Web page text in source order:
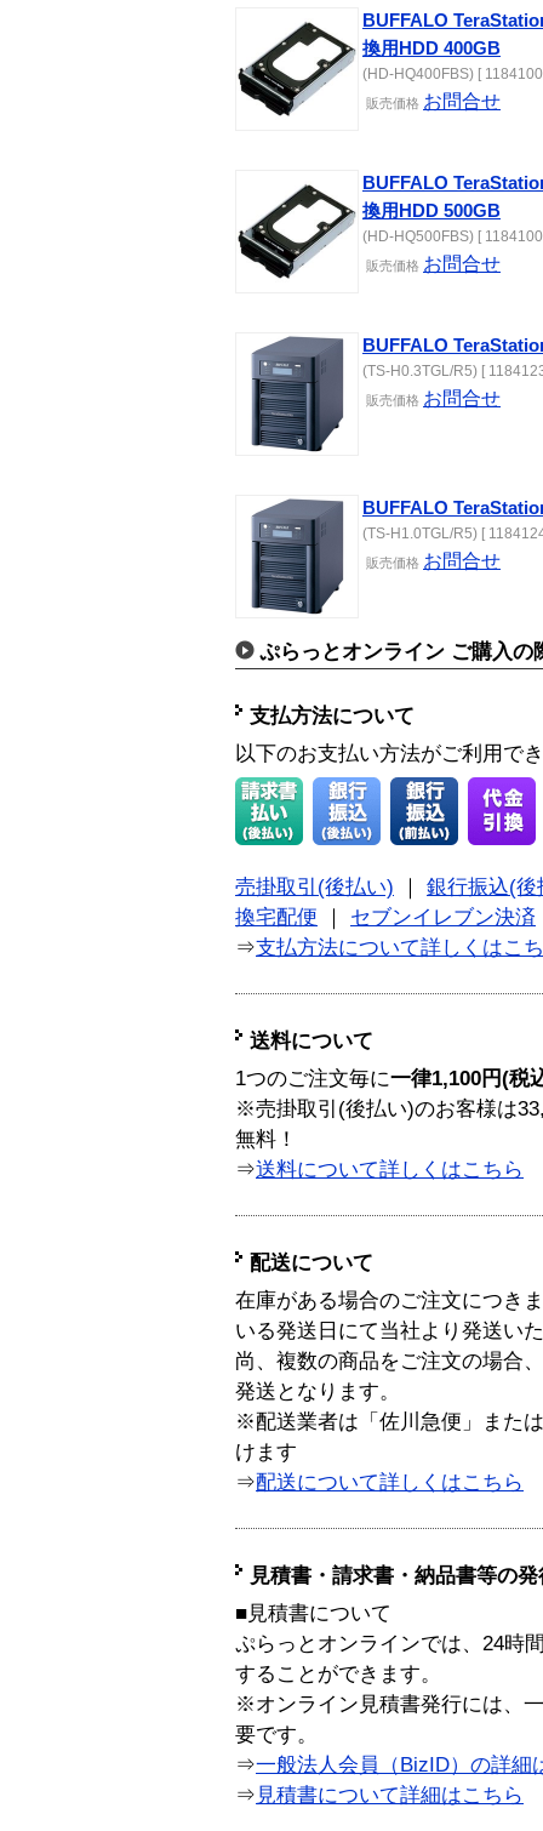
BUFFALO
換用HDD 400GB
(HD-HQ400FBS) [
販売価格 お問合せ
BUFFALO
換用HDD 500GB
(HD-HQ500FBS) [
販売価格 お問合せ
BUFFALO
(TS-H0.3TGL/R5) [
販売価格 お問合せ
BUFFALO
(TS-H1.0TGL/R5) [
販売価格 お問合せ
ぷらっとオンライン ご購入の
支払方法について
以下のお支払い方法がご利用で
売掛取引(後払い)
銀行振込(後
換宅配便
セブンイレブン決済
⇒支払方法について詳しくはこ
送料について
1つのご注文毎に一律1,100円(税
※売掛取引(後払い)のお客様は
無料！
⇒送料について詳しくはこちら
配送について
在庫がある場合のご注文につき
いる発送日にて当社より発送い
尚、複数の商品をご注文の場合
発送となります。
※配送業者は「佐川急便」また
けます
⇒配送について詳しくはこちら
見積書・請求書・納品書等の
■見積書について
ぷらっとオンラインでは、24時
することができます。
※オンライン見積書発行には、
要です。
⇒一般法人会員（BizID）の詳細
⇒ 見積書について詳細はこちら